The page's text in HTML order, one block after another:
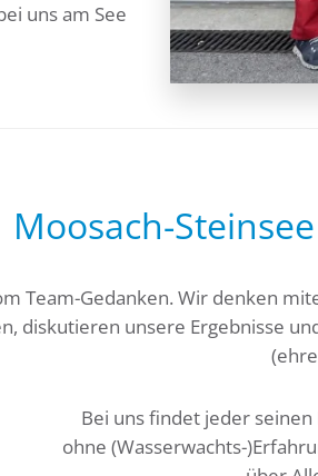
uns am See
Moosach-
Team-Gedanken. Wir denken
diskutieren unsere Ergebnisse
Bei uns findet jeder
ohne (Wasserwachts-